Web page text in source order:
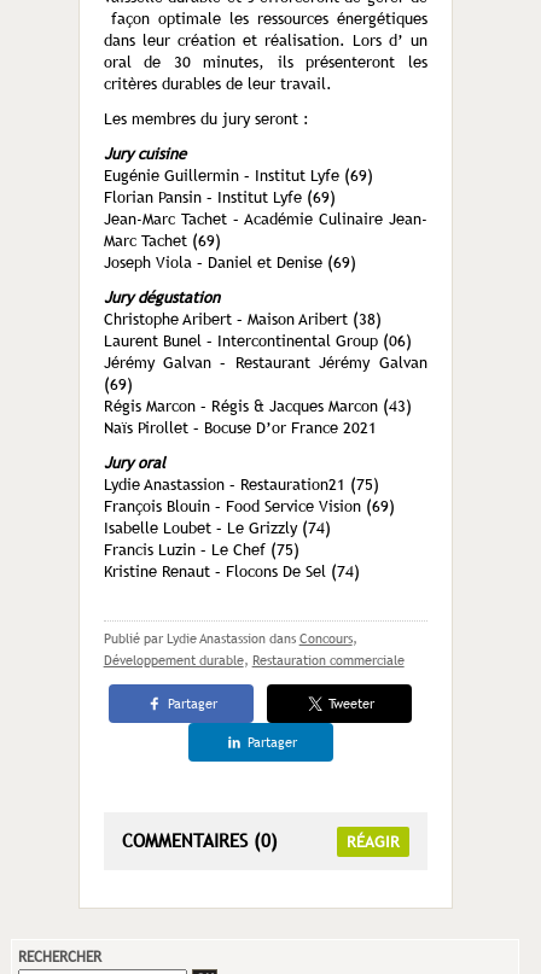
façon optimale les ressources énergétiques
dans leur création et réalisation. Lors d’ un
oral de 30 minutes, ils présenteront les
critères durables de leur travail.
Les membres du jury seront :
Jury cuisine
Eugénie Guillermin – Institut Lyfe (69)
Florian Pansin – Institut Lyfe (69)
Jean-Marc Tachet – Académie Culinaire Jean-
Marc Tachet (69)
Joseph Viola – Daniel et Denise (69)
Jury dégustation
Christophe Aribert – Maison Aribert (38)
Laurent Bunel – Intercontinental Group (06)
Jérémy Galvan – Restaurant Jérémy Galvan
(69)
Régis Marcon – Régis & Jacques Marcon (43)
Naïs Pirollet – Bocuse D’or France 2021
Jury oral
Lydie Anastassion – Restauration21 (75)
François Blouin – Food Service Vision (69)
Isabelle Loubet – Le Grizzly (74)
Francis Luzin – Le Chef (75)
Kristine Renaut – Flocons De Sel (74)
Publié par Lydie Anastassion dans Concours,
Développement durable, Restauration commerciale
Partager Tweeter
Partager
COMMENTAIRES (0) RÉAGIR
RECHERCHER